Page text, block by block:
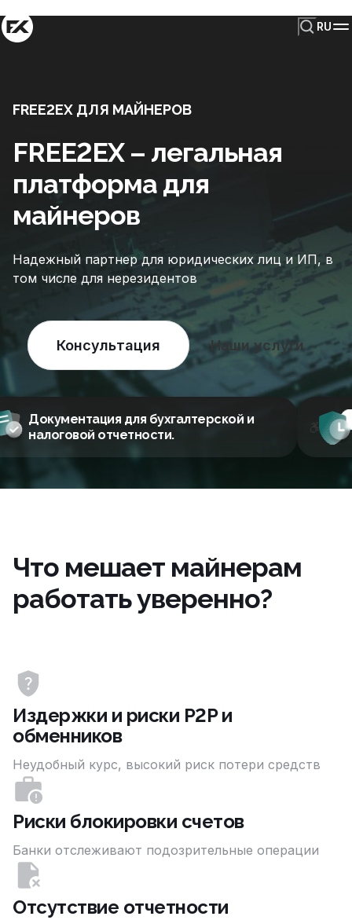
RU
FREE2EX ДЛЯ МАЙНЕРОВ
FREE2EX – легальная
платформа для
майнеров
Надежный партнер для юридических лиц и ИП, в
том числе для нерезидентов
Консультация Наши услуги
Законно, быстро, безопасно.
Что мешает майнерам
работать уверенно?
Издержки и риски P2P и
обменников
Неудобный курс, высокий риск потери средств
Риски блокировки счетов
Банки отслеживают подозрительные операции
Отсутствие отчетности